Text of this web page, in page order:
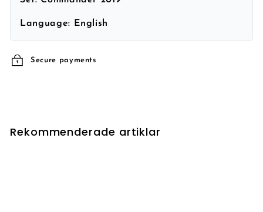
Language: English
Secure payments
Rekommenderade artiklar